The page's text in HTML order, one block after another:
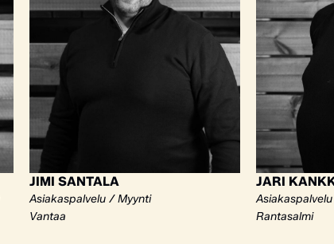
JIMI SANTALA
Asiakaspalvelu / Myynti
Vantaa
JARI
Rantasalmi